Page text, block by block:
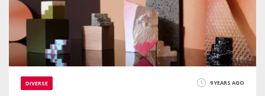
5860
DIVERSE 9 YEARS AGO